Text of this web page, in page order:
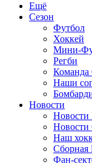
Ещё
Сезон
Футбол
Хоккей
Мини-
Регби
Команда
Наши
Новости
Новости
Наш
Сборная
Фан-